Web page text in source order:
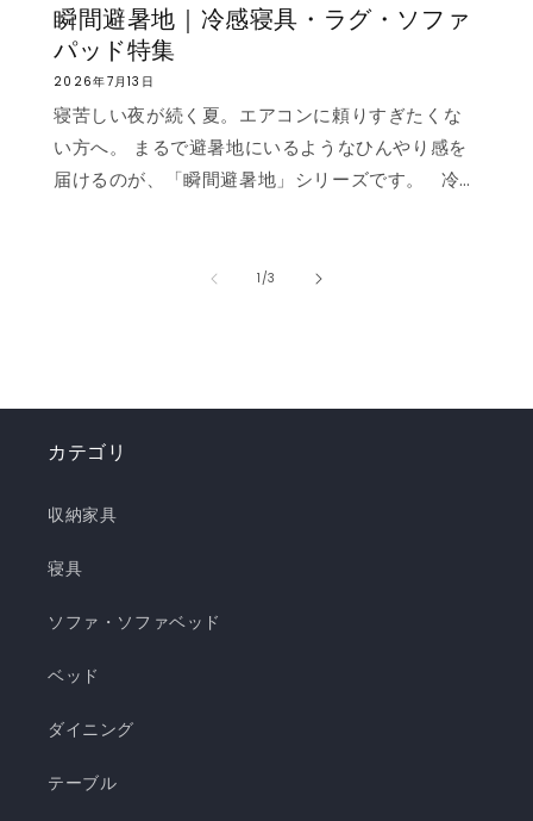
瞬間避暑地｜冷感寝具・ラグ・ソファ
パッド特集
2026年7月13日
寝苦しい夜が続く夏。エアコンに頼りすぎたくな
い方へ。 まるで避暑地にいるようなひんやり感を
届けるのが、「瞬間避暑地」シリーズです。 冷
うな“ずっと触れていたくなる冷たさ”を実現しま
う！✨ ❄️強冷感リバーシブルケット ❄️強冷感リバ
き枕 ❄️強冷感3層ごろ寝マット ❄️強冷感ソファーパ
ッド ❄️強冷感極厚ラグ 🍃【New!!】通年使えるレ
ケット ・選べる4サイズ(ハーフ/シングル/セミダ
シブル仕様 ・柔らかくてとろっとしたくしゅくし
濯できてお手入れ簡単 瞬間避暑地 くしゅくしゅケ
暑地 くしゅくしゅケット SD...
1/の
3
カテゴリ
収納家具
寝具
ソファ・ソファベッド
ベッド
ダイニング
テーブル